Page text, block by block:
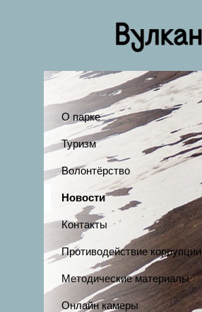
О парке
Туризм
Волонтёрство
Новости
Контакты
Противодействие коррупции
Методические материалы
Онлайн камеры